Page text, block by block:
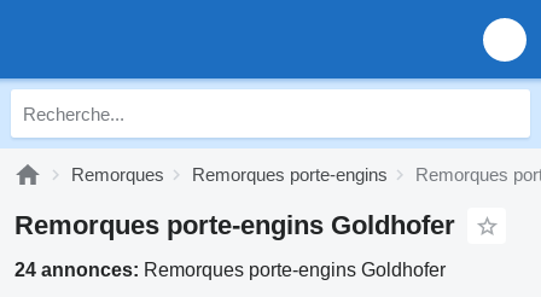
Remorques Remorques porte-engins Remorques
Remorques porte-engins Goldhofer
24 annonces: Remorques porte-engins Goldhofer